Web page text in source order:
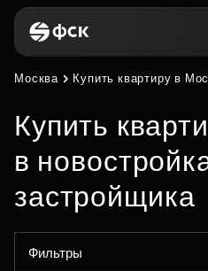
Москва Купить квартиру в
Купить
в
застройщика
Фильтры